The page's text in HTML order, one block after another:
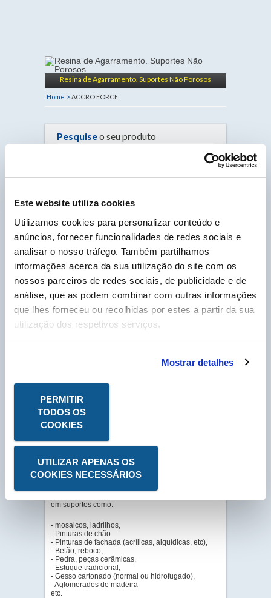
Este website utiliza cookies
Utilizamos cookies para personalizar conteúdo e
anúncios, fornecer funcionalidades de redes sociais e
analisar o nosso tráfego. Também partilhamos
informações acerca da sua utilização do site com os
nossos parceiros de redes sociais, de publicidade e de
análise, que as podem combinar com outras informações
que lhes forneceu ou recolhidas por estes a partir da sua
utilização dos respetivos serviços.
Mostrar detalhes
PERMITIR
TODOS OS
COOKIES
UTILIZAR APENAS OS
COOKIES NECESSÁRIOS
Resina de Agarramento. Suportes Não Porosos
Home > ACCRO FORCE
Pesquiseo seu produto
OK
ACCRO FORCE Resina de agarramento de
polímeros acrílicos aquosos e microesferas de
• Aplicações
Pode ser usado querm em interior como no
exterior, em construção nova ou reabilitação.
Pode ser aplicado sobre suportes porosos ou
fechados antes dos trabalhos de regularização em
pavimentos ou paredes.
em suportes como:
- mosaicos, ladrilhos,
- Pinturas de chão
- Pinturas de fachada (acrílicas, alquídicas, etc),
- Betão, reboco,
- Pedra, peças cerâmicas,
- Estuque tradicional,
- Gesso cartonado (normal ou hidrofugado),
- Aglomerados de madeira
etc.